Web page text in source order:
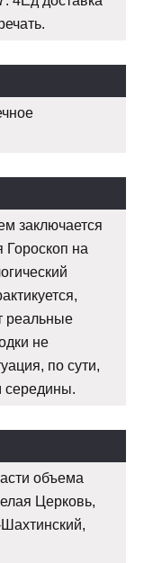
заключается
Гороскоп на
реальные
не
по сути,
середины.
объема
Церковь,